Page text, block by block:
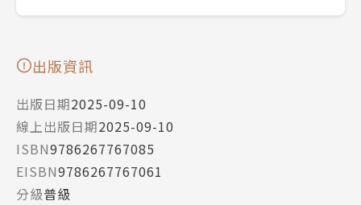
出版資訊
出版日期2025-09-10
線上出版日期2025-09-10
ISBN9786267767085
EISBN9786267767061
分級普級